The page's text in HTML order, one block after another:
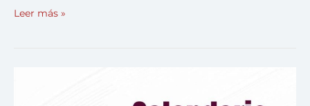
Leer más »